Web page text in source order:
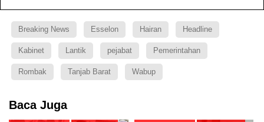
Breaking News Esselon Hairan Headline
Kabinet Lantik pejabat Pemerintahan
Rombak Tanjab Barat Wabup
Baca Juga